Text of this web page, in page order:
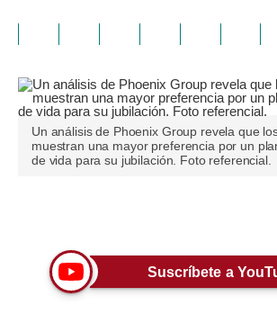
Un análisis de Phoenix Group revela que
muestran una mayor preferencia por un
de vida para su jubilación. Foto referencial.
Suscríbete a